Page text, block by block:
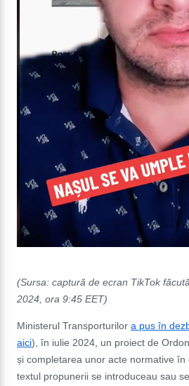
(Sursa: captură de ecran TikTok
2024, ora 9:45 EET)
Ministerul Transporturilor a pus în
aici), în iulie 2024, un proiect de
și completarea unor acte normative în
textul propunerii se introduceau sau